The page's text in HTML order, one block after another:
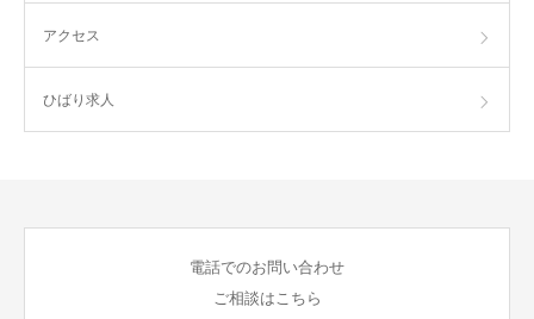
アクセス
ひばり求人
電話でのお問い合わせ
ご相談はこちら